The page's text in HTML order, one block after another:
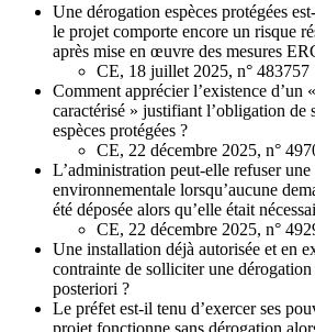
Une dérogation espèces protégées
le projet comporte encore un risque
après mise en œuvre des mesures
CE, 18 juillet 2025, n° 483757
Comment apprécier l’existence d’un
caractérisé » justifiant l’obligation de
espèces protégées ?
CE, 22 décembre 2025, n°
L’administration peut-elle refuser
environnementale lorsqu’aucune
été déposée alors qu’elle était
CE, 22 décembre 2025, n°
Une installation déjà autorisée et en
contrainte de solliciter une dérogation
posteriori ?
Le préfet est-il tenu d’exercer ses
projet fonctionne sans dérogation